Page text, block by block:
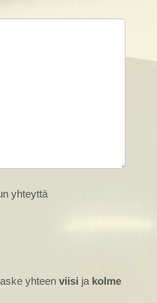
yhteyttä
yhteen viisi ja kolme